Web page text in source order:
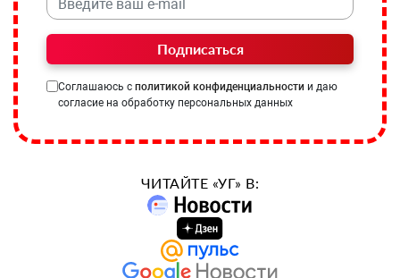
Подписаться
Соглашаюсь с политикой конфиденциальности и даю
согласие на обработку персональных данных
ЧИТАЙТЕ «УГ» В: